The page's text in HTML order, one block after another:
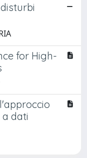
for High-
dati